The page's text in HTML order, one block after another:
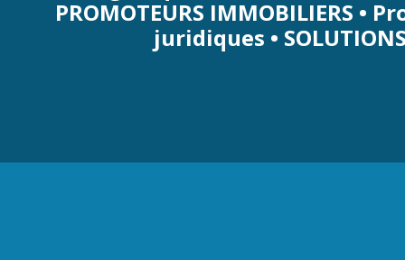
PROMOTEURS IMMOBILIERS
juridiques •